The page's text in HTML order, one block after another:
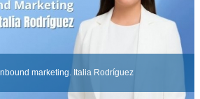
marketing. Italia Rodríguez